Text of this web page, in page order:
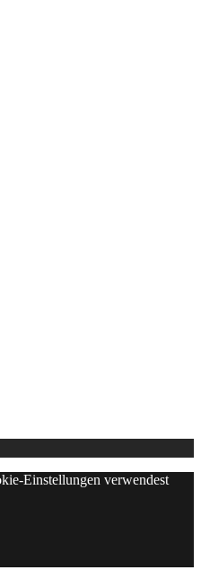
Einstellungen verwendest